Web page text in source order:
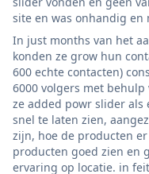
site en was onhandig
In just months van het
konden ze grow hun
600 echte contacten)
6000 volgers met
ze added powr slider als
snel te laten zien,
zijn, hoe de producten
producten goed zien en
ervaring op locatie. in